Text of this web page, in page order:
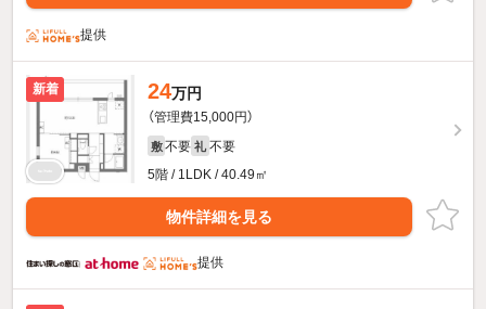
提供
新着 24万円
（管理費15,000円）
敷 不要 礼 不要
5階 / 1LDK / 40.49㎡
物件詳細を見る
提供